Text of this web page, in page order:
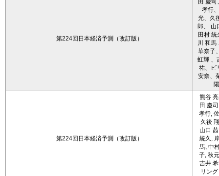
第224回日本経済予測（改訂版）
田 慶司
孝行
光、久
郎、 山
田村 統
川 和馬
華奈子
虹輝 、
祐、ビ
安奈、
陽
第224回日本経済予測（改訂版）
熊谷
田 慶
孝行,
久後
山口
統久,
馬, 中
子, 秋
吉井
リン